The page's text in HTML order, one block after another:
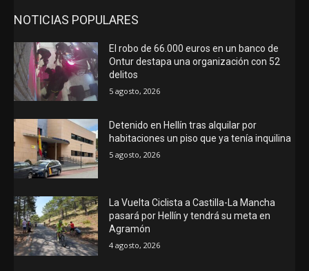
NOTICIAS POPULARES
El robo de 66.000 euros en un banco de
Ontur destapa una organización con 52
delitos
5 agosto, 2026
Detenido en Hellín tras alquilar por
habitaciones un piso que ya tenía inquilina
5 agosto, 2026
La Vuelta Ciclista a Castilla-La Mancha
pasará por Hellín y tendrá su meta en
Agramón
4 agosto, 2026